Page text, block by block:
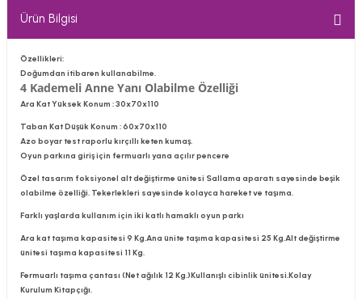
Ürün Bilgisi
Özellikleri:
Doğumdan itibaren kullanabilme.
4 Kademeli Anne Yanı Olabilme Özelliği
Ara Kat Yüksek Konum : 30x70x110
Taban Kat Düşük Konum : 60x70x110
Azo boyar test raporlu kırçıllı keten kumaş.
Oyun parkına giriş için fermuarlı yana açılır pencere
Özel tasarım foksiyonel alt değiştirme ünitesi Sallama aparatı sayesinde beşik
olabilme özelliği. Tekerlekleri sayesinde kolayca hareket ve taşıma.
Farklı yaşlarda kullanım için iki katlı hamaklı oyun parkı
Ara kat taşıma kapasitesi 9 Kg.Ana ünite taşıma kapasitesi 25 Kg.Alt değiştirme
ünitesi taşıma kapasitesi 11 Kg.
Fermuarlı taşıma çantası (Net ağılık 12 Kg.)Kullanışlı cibinlik ünitesi.Kolay
Kurulum Kitapçığı.